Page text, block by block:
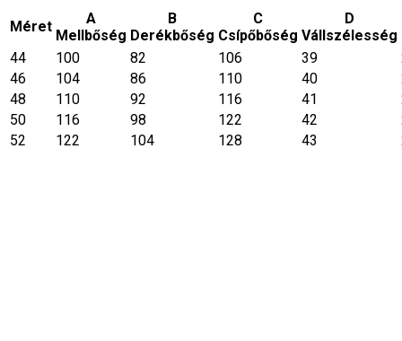
Méret
A
Mellbőség
B
Derékbőség
C
Csípőbőség
D
Vállszélesség
44
100 82 106 39
46
104 86 110 40
48
110 92 116 41
50
116 98 122 42
52
122 104 128 43